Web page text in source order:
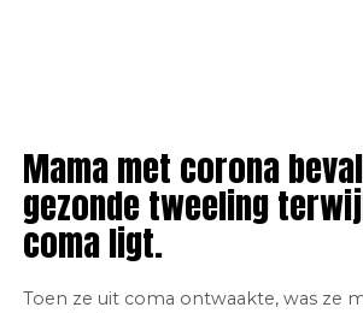
Mama met corona
gezonde tweeling
coma ligt.
Toen ze uit coma ontwaakte, was ze